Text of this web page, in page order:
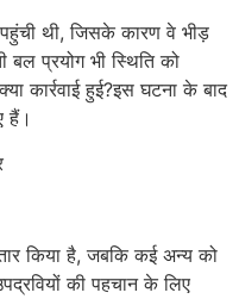
थी, जिसके कारण वे भीड़
प्रयोग भी स्थिति को
कार्रवाई हुई?इस घटना के बाद
हैं।
किया है, जबकि कई अन्य को
की पहचान के लिए